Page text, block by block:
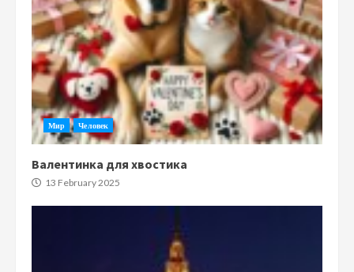
Мир Человек
Валентинка для хвостика
13 February 2025